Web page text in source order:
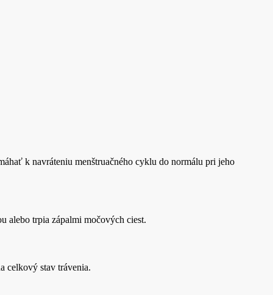
k navráteniu menštruačného cyklu do normálu pri jeho
alebo trpia zápalmi močových ciest.
celkový stav trávenia.